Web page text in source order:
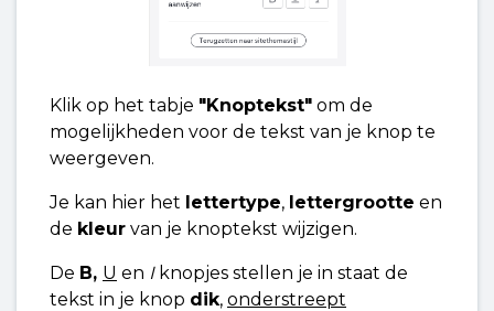
Klik op het tabje "Knoptekst" om de
mogelijkheden voor de tekst van je knop te
weergeven.
Je kan hier het lettertype, lettergrootte en
de kleur van je knoptekst wijzigen.
De B, U en I knopjes stellen je in staat de
tekst in je knop dik, onderstreept